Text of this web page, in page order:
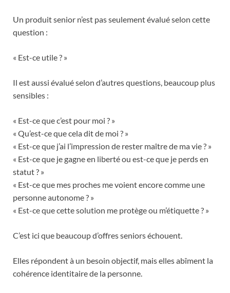
Un produit senior n’est pas seulement évalué selon cette
question :
« Est-ce utile ? »
Il est aussi évalué selon d’autres questions, beaucoup plus
sensibles :
« Est-ce que c’est pour moi ? »
« Qu’est-ce que cela dit de moi ? »
« Est-ce que j’ai l’impression de rester maître de ma vie ? »
« Est-ce que je gagne en liberté ou est-ce que je perds en
statut ? »
« Est-ce que mes proches me voient encore comme une
personne autonome ? »
« Est-ce que cette solution me protège ou m’étiquette ? »
C’est ici que beaucoup d’offres seniors échouent.
Elles répondent à un besoin objectif, mais elles abîment la
cohérence identitaire de la personne.